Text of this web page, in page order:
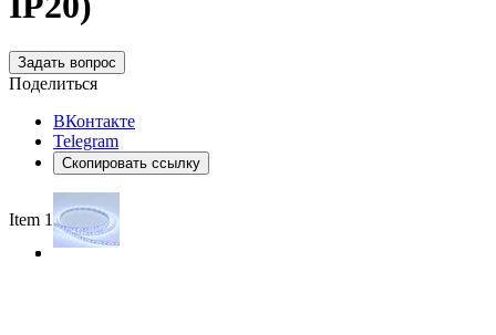
Задать вопрос
Поделиться
ВКонтакте
Telegram
Скопировать ссылку
Item 1 of 3